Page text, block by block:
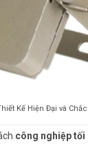
Kế Hiện Đại và
công nghiệp tối